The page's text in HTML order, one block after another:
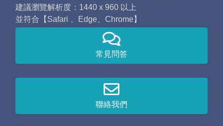
建議瀏覽解析度：1440 x 960 以上
並符合【Safari 、Edge、Chrome】
常見問答
聯絡我們